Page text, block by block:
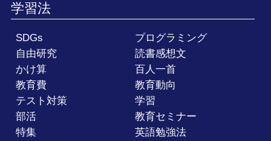
学習法
SDGs
プログラミング
自由研究
読書感想文
かけ算
百人一首
教育費
教育動向
テスト対策
学習
部活
教育セミナー
特集
英語勉強法